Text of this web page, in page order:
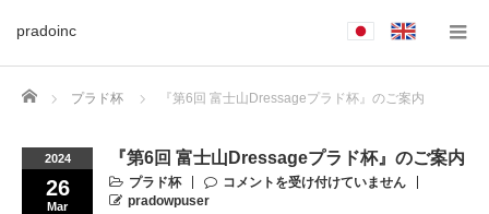
pradoinc
Home プラド杯 『第6回 富士山Dressageプラド杯』のご案内
2024
26
Mar
『第6回 富士山Dressageプラド杯』のご案内
プラド杯
コメントを受け付けていません
pradowpuser